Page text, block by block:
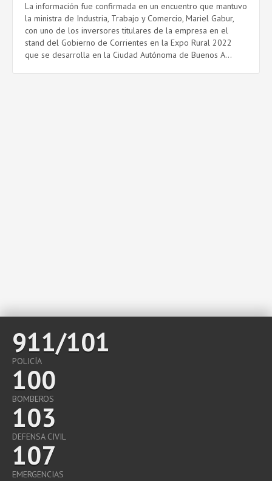
La información fue confirmada en un encuentro que mantuvo
la ministra de Industria, Trabajo y Comercio, Mariel Gabur,
con uno de los inversores titulares de la empresa en el
stand del Gobierno de Corrientes en la Expo Rural 2022
que se desarrolla en la Ciudad Autónoma de Buenos A...
911/101
POLICÍA
100
BOMBEROS
103
DEFENSA CIVIL
107
EMERGENCIAS